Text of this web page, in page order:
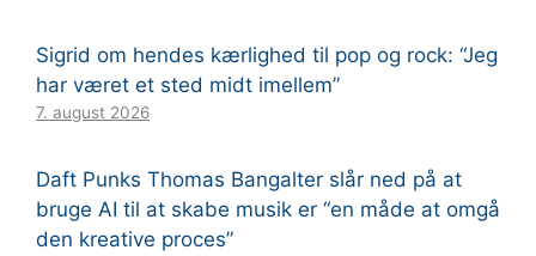
Sigrid om hendes kærlighed til pop og rock: “Jeg
har været et sted midt imellem”
7. august 2026
Daft Punks Thomas Bangalter slår ned på at
bruge AI til at skabe musik er “en måde at omgå
den kreative proces”